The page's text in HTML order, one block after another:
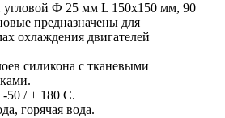
Ф 25 мм L 150х150 мм, 90
предназначены для
охлаждения двигателей
силикона с тканевыми
50 / + 180 С.
горячая вода.